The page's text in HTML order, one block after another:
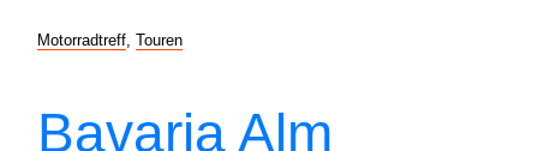
Motorradtreff Touren
Bavaria Alm